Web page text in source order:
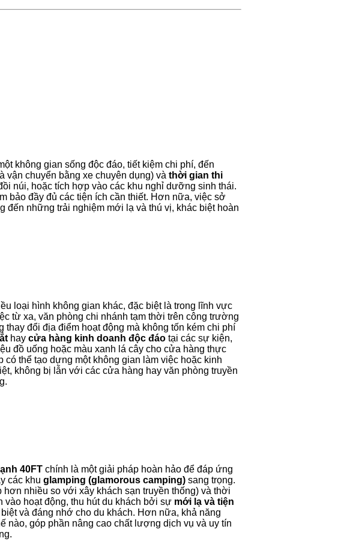
không gian sống độc đáo, tiết kiệm chi phí, đến
vận chuyển bằng xe chuyên dụng) và thời gian thi
núi, hoặc tích hợp vào các khu nghỉ dưỡng sinh thái.
bảo đầy đủ các tiện ích cần thiết. Hơn nữa, việc sở
đến những trải nghiệm mới lạ và thú vị, khác biệt hoàn
loại hình không gian khác, đặc biệt là trong lĩnh vực
từ xa, văn phòng chi nhánh tạm thời trên công trường
đổi địa điểm hoạt động mà không tốn kém chi phí
hay cửa hàng kinh doanh độc đáo tại các sự kiện,
đồ uống hoặc màu xanh lá cây cho cửa hàng thực
thể tạo dựng một không gian làm việc hoặc kinh
không bị lẫn với các cửa hàng hay văn phòng truyền
40FT chính là một giải pháp hoàn hảo để đáp ứng
các khu glamping (glamorous camping) sang trọng.
nhiều so với xây khách sạn truyền thống) và thời
vào hoạt động, thu hút du khách bởi sự mới lạ và tiện
và đáng nhớ cho du khách. Hơn nữa, khả năng
nào, góp phần nâng cao chất lượng dịch vụ và uy tín